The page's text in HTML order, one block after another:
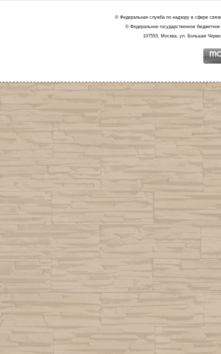
© Федеральная служба по надзору в сфере
© Федеральное государственное
107553, Москва, ул. Большая